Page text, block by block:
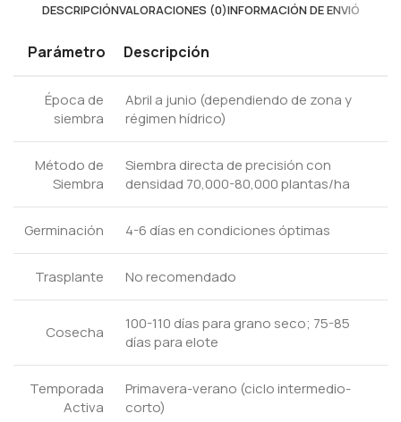
DESCRIPCIÓNVALORACIONES (0)INFORMACIÓN DE ENVIÓ
Parámetro Descripción
Época de
siembra
Abril a junio (dependiendo de zona y
régimen hídrico)
Método de
Siembra
Siembra directa de precisión con
densidad 70,000-80,000 plantas/ha
Germinación 4-6 días en condiciones óptimas
Trasplante No recomendado
Cosecha
100-110 días para grano seco; 75-85
días para elote
Temporada
Activa
Primavera-verano (ciclo intermedio-
corto)